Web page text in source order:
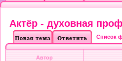
Актёр - духовная
Список
Автор